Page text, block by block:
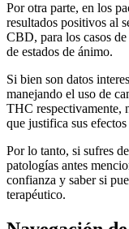
Por otra parte, en los
resultados positivos al
CBD, para los casos
de estados de ánimo.
Si bien son datos
manejando el uso de
THC respectivamente,
que justifica sus
Por lo tanto, si sufres
patologías antes
confianza y saber si
terapéutico.